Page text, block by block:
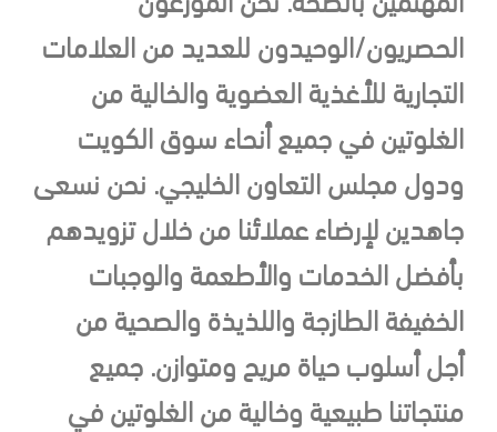
الحصريون/الوحيدون للعديد من العلامات
التجارية للأغذية العضوية والخالية من
الغلوتين في جميع أنحاء سوق الكويت
ودول مجلس التعاون الخليجي. نحن نسعى
جاهدين لإرضاء عملائنا من خلال تزويدهم
بأفضل الخدمات والأطعمة والوجبات
الخفيفة الطازجة واللذيذة والصحية من
أجل أسلوب حياة مريح ومتوازن. جميع
منتجاتنا طبيعية وخالية من الغلوتين في